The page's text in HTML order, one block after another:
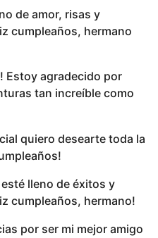
de amor, risas y
cumpleaños, hermano
Estoy agradecido por
tan increíble como
quiero desearte toda la
lleno de éxitos y
cumpleaños, hermano!
por ser mi mejor amigo